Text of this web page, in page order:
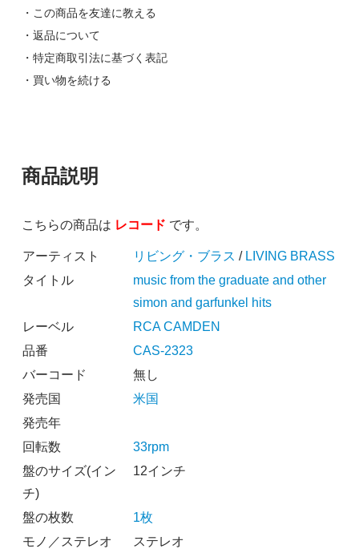
・この商品を友達に教える
・返品について
・特定商取引法に基づく表記
・買い物を続ける
商品説明
こちらの商品は レコード です。
アーティスト リビング・ブラス / LIVING BRASS
タイトル
music from the graduate and other
simon and garfunkel hits
レーベル
RCA CAMDEN
品番
CAS-2323
バーコード
無し
発売国
米国
発売年
回転数
33rpm
盤のサイズ(イン
チ)
12インチ
盤の枚数
1枚
モノ／ステレオ
ステレオ